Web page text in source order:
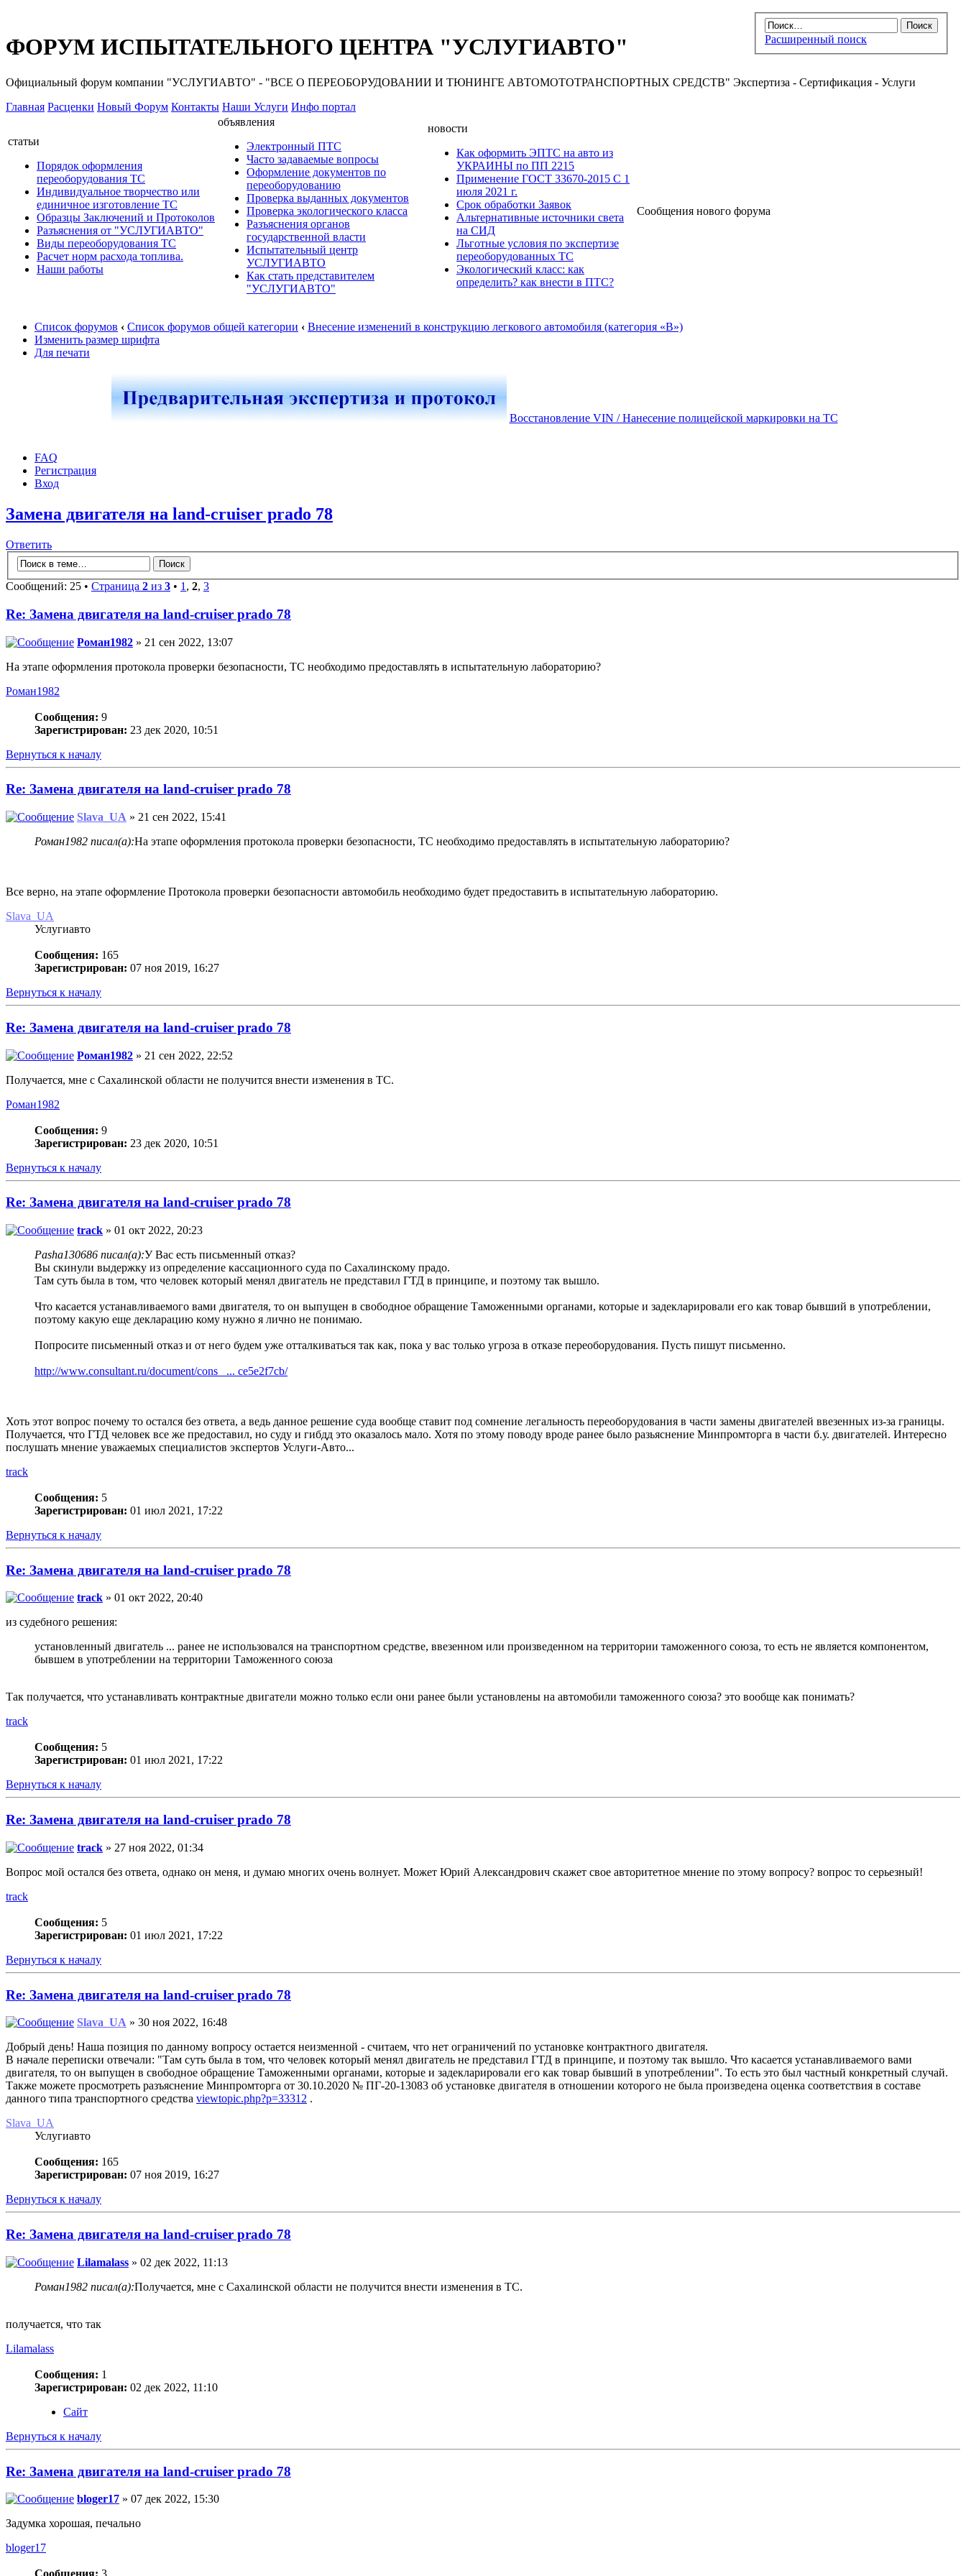
Расширенный поиск
ФОРУМ ИСПЫТАТЕЛЬНОГО ЦЕНТРА "УСЛУГИАВТО"
Официальный форум компании "УСЛУГИАВТО" - "ВСЕ О ПЕРЕОБОРУДОВАНИИ И ТЮНИНГЕ АВТОМОТОТРАНСПОРТНЫХ СРЕДСТВ" Экспертиза - Сертификация - Услуги
Главная Расценки Новый Форум Контакты Наши Услуги Инфо портал
статьи
Порядок оформления
переоборудования ТС
Индивидуальное творчество или
единичное изготовление ТС
Образцы Заключений и Протоколов
Разъяснения от "УСЛУГИАВТО"
Виды переоборудования ТС
Расчет норм расхода топлива.
Наши работы
объявления
Электронный ПТС
Часто задаваемые вопросы
Оформление документов по
переоборудованию
Проверка выданных документов
Проверка экологического класса
Разъяснения органов
государственной власти
Испытательный центр
УСЛУГИАВТО
Как стать представителем
"УСЛУГИАВТО"
новости
Как оформить ЭПТС на авто из
УКРАИНЫ по ПП 2215
Применение ГОСТ 33670-2015 С 1
июля 2021 г.
Срок обработки Заявок
Альтернативные источники света
на СИД
Льготные условия по экспертизе
переоборудованных ТС
Экологический класс: как
определить? как внести в ПТС?
Сообщения нового форума
Список форумов ‹ Список форумов общей категории ‹ Внесение изменений в конструкцию легкового автомобиля (категория «В»)
Изменить размер шрифта
Для печати
Восстановление VIN / Нанесение полицейской маркировки на ТС
FAQ
Регистрация
Вход
Замена двигателя на land-cruiser prado 78
Ответить
Сообщений: 25 • Страница 2 из 3 • 1 , 2, 3
Re: Замена двигателя на land-cruiser prado 78
Роман1982 » 21 сен 2022, 13:07
На этапе оформления протокола проверки безопасности, ТС необходимо предоставлять в испытательную лабораторию?
Роман1982
Сообщения: 9
Зарегистрирован: 23 дек 2020, 10:51
Вернуться к началу
Re: Замена двигателя на land-cruiser prado 78
Slava_UA » 21 сен 2022, 15:41
Роман1982 писал(а):На этапе оформления протокола проверки безопасности, ТС необходимо предоставлять в испытательную лабораторию?
Все верно, на этапе оформление Протокола проверки безопасности автомобиль необходимо будет предоставить в испытательную лабораторию.
Slava_UA
Услугиавто
Сообщения: 165
Зарегистрирован: 07 ноя 2019, 16:27
Вернуться к началу
Re: Замена двигателя на land-cruiser prado 78
Роман1982 » 21 сен 2022, 22:52
Получается, мне с Сахалинской области не получится внести изменения в ТС.
Роман1982
Сообщения: 9
Зарегистрирован: 23 дек 2020, 10:51
Вернуться к началу
Re: Замена двигателя на land-cruiser prado 78
track » 01 окт 2022, 20:23
Pasha130686 писал(а):У Вас есть письменный отказ?
Вы скинули выдержку из определение кассационного суда по Сахалинскому прадо.
Там суть была в том, что человек который менял двигатель не представил ГТД в принципе, и поэтому так вышло.
Что касается устанавливаемого вами двигателя, то он выпущен в свободное обращение Таможенными органами, которые и задекларировали его как товар бывший в употреблении,
поэтому какую еще декларацию кому нужно я лично не понимаю.
Попросите письменный отказ и от него будем уже отталкиваться так как, пока у вас только угроза в отказе переоборудования. Пусть пишут письменно.
http://www.consultant.ru/document/cons_ ... ce5e2f7cb/
Хоть этот вопрос почему то остался без ответа, а ведь данное решение суда вообще ставит под сомнение легальность переоборудования в части замены двигателей ввезенных из-за границы.
Получается, что ГТД человек все же предоставил, но суду и гибдд это оказалось мало. Хотя по этому поводу вроде ранее было разьяснение Минпромторга в части б.у. двигателей. Интересно
послушать мнение уважаемых специалистов экспертов Услуги-Авто...
track
Сообщения: 5
Зарегистрирован: 01 июл 2021, 17:22
Вернуться к началу
Re: Замена двигателя на land-cruiser prado 78
track » 01 окт 2022, 20:40
из судебного решения:
установленный двигатель ... ранее не использовался на транспортном средстве, ввезенном или произведенном на территории таможенного союза, то есть не является компонентом,
бывшем в употреблении на территории Таможенного союза
Так получается, что устанавливать контрактные двигатели можно только если они ранее были установлены на автомобили таможенного союза? это вообще как понимать?
track
Сообщения: 5
Зарегистрирован: 01 июл 2021, 17:22
Вернуться к началу
Re: Замена двигателя на land-cruiser prado 78
track » 27 ноя 2022, 01:34
Вопрос мой остался без ответа, однако он меня, и думаю многих очень волнует. Может Юрий Александрович скажет свое авторитетное мнение по этому вопросу? вопрос то серьезный!
track
Сообщения: 5
Зарегистрирован: 01 июл 2021, 17:22
Вернуться к началу
Re: Замена двигателя на land-cruiser prado 78
Slava_UA » 30 ноя 2022, 16:48
Добрый день! Наша позиция по данному вопросу остается неизменной - считаем, что нет ограничений по установке контрактного двигателя.
В начале переписки отвечали: "Там суть была в том, что человек который менял двигатель не представил ГТД в принципе, и поэтому так вышло. Что касается устанавливаемого вами
двигателя, то он выпущен в свободное обращение Таможенными органами, которые и задекларировали его как товар бывший в употреблении". То есть это был частный конкретный случай.
Также можете просмотреть разъяснение Минпромторга от 30.10.2020 № ПГ-20-13083 об установке двигателя в отношении которого не была произведена оценка соответствия в составе
данного типа транспортного средства viewtopic.php?p=33312 .
Slava_UA
Услугиавто
Сообщения: 165
Зарегистрирован: 07 ноя 2019, 16:27
Вернуться к началу
Re: Замена двигателя на land-cruiser prado 78
Lilamalass » 02 дек 2022, 11:13
Роман1982 писал(а):Получается, мне с Сахалинской области не получится внести изменения в ТС.
получается, что так
Lilamalass
Сообщения: 1
Зарегистрирован: 02 дек 2022, 11:10
Сайт
Вернуться к началу
Re: Замена двигателя на land-cruiser prado 78
bloger17 » 07 дек 2022, 15:30
Задумка хорошая, печально
bloger17